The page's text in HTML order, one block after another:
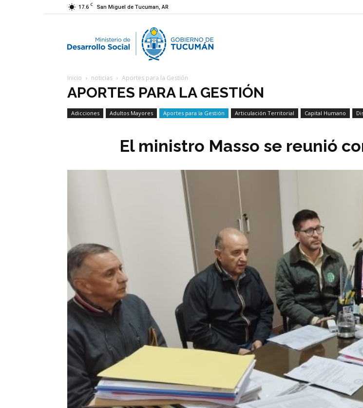
17.6 C San Miguel de Tucuman, AR
Ministerio
Desarrollo
Inicio noticias Aportes para la Gestión
APORTES PARA LA GESTIÓN
Adicciones Adultos Mayores Aportes para la Gestión Articulación Territorial Capital Humano
El ministro Masso se reunió